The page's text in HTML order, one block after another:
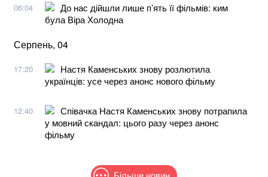
06:04
До нас дійшли лише п’ять її фільмів: ким
була Віра Холодна
Серпень, 04
17:20
Настя Каменських знову розлютила
українців: усе через анонс нового фільму
12:40
Співачка Настя Каменських знову потрапила
у мовний скандал: цього разу через анонс
фільму